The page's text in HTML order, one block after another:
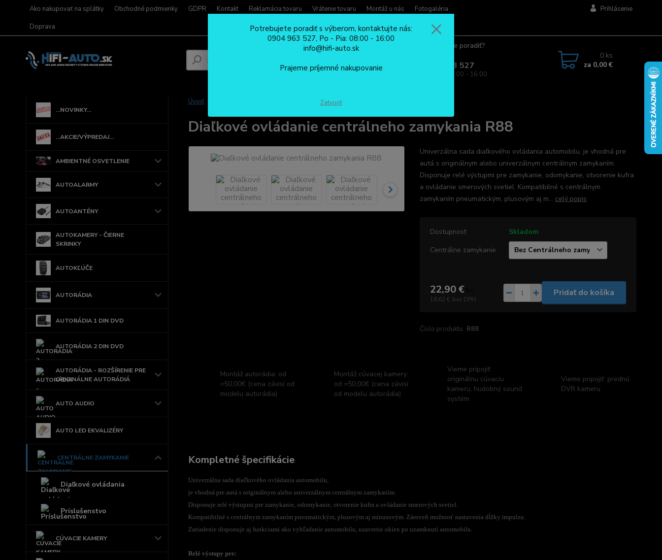
Ako nakupovať na splátky Obchodné podmienky GDPR Kontakt Reklamácia tovaru Vrátenie tovaru Montáž u nás
Fotogaléria
Doprava
Prihlásenie
Potrebujete poradiť?
0904 963 527
Po - Pia: 08:00 - 16:00
0 ks
za 0,00 €
...NOVINKY...
...AKCIE/VÝPREDAJ...
AMBIENTNÉ OSVETLENIE
AUTOALARMY
AUTOANTÉNY
AUTOKAMERY - ČIERNE
SKRINKY
AUTOKĽÚČE
AUTORÁDIA
AUTORÁDIA 1 DIN DVD
AUTORÁDIA 2 DIN DVD
AUTORÁDIA - ROZŠÍRENIE PRE
ORIGINÁLNE AUTORÁDIÁ
AUTO AUDIO
AUTO LED EKVALIZÉRY
CENTRÁLNE ZAMYKANIE
Diaľkové ovládania
Príslušenstvo
CÚVACIE KAMERY
Úvod Diaľkové ovládanie centrálneho zamykania R88
Diaľkové ovládanie centrálneho zamykania R88
Univerzálna sada diaľkového ovládania automobilu, je vhodná pre
autá s originálnym alebo univerzálnym centrálnym zamykaním.
Disponuje relé výstupmi pre zamykanie, odomykanie, otvorenie kufra
a ovládanie smerových svetiel. Kompatibilné s centrálnym
zamykaním pneumatickým, plusovým aj m... celý popis
Dostupnosť
Skladom
Centrálne zamykanie
22,90 €/
18,62 € bez DPH
Pridať do košíka
Číslo produktu: R88
Montáž autorádia: od
=50,00€ (cena závisí od
modelu autorádia)
Montáž cúvacej kamery:
od =50,00€ (cena závisí
od modelu autorádia)
Vieme pripojiť:
originálnu cúvaciu
kameru, hudobný sound
systém
Vieme pripojiť: prednú
DVR kameru
Kompletné špecifikácie
Univerzálna sada diaľkového ovládania automobilu,
je vhodná pre autá s originálnym alebo univerzálnym centrálnym zamykaním.
Disponuje relé výstupmi pre zamykanie, odomykanie, otvorenie kufra a ovládanie smerových svetiel.
Kompatibilné s centrálnym zamykaním pneumatickým, plusovým aj mínusovým. Zároveň možnosť nastavenia dĺžky impulzu.
Zariadenie disponuje aj funkciami ako vyhľadanie automobilu, uzavretie okien po uzamknutí automobilu.
Relé výstupy pre:
Potrebujete poradiť s výberom, kontaktujte nás:
0904 963 527, Po - Pia: 08:00 - 16:00
info@hifi-auto.sk
Prajeme príjemné nakupovanie
Zatvoriť